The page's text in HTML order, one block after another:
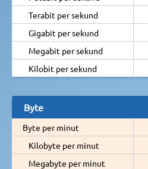
Terabit per sekund
Gigabit per sekund
Megabit per sekund
Kilobit per sekund
Byte
Byte per minut
Kilobyte per minut
Megabyte per minut